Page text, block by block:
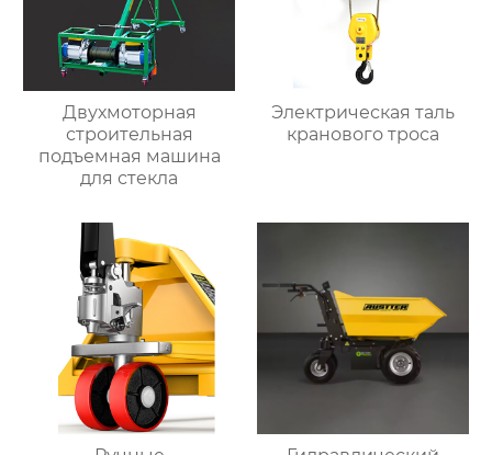
Двухмоторная
строительная
подъемная машина
для стекла
Электрическая таль
кранового троса